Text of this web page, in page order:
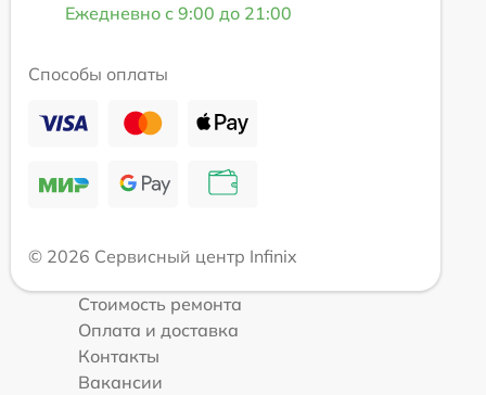
Ежедневно с 9:00 до 21:00
Способы оплаты
© 2026 Сервисный центр Infinix
Стоимость ремонта
Оплата и доставка
Контакты
Вакансии